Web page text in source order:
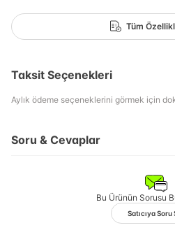
Tüm
Taksit Seçenekleri
Aylık ödeme seçeneklerini görmek için
Soru & Cevaplar
Bu Ürünün Sorusu
Satıcıya Soru